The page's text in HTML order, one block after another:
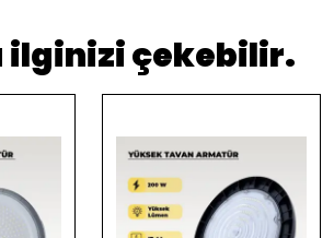
ilginizi çekebilir.